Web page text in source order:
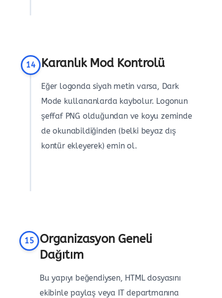
14 Karanlık Mod Kontrolü
Eğer logonda siyah metin varsa, Dark
Mode kullananlarda kaybolur. Logonun
şeffaf PNG olduğundan ve koyu zeminde
de okunabildiğinden (belki beyaz dış
kontür ekleyerek) emin ol.
15
Organizasyon Geneli
Dağıtım
Bu yapıyı beğendiysen, HTML dosyasını
ekibinle paylaş veya IT departmanına